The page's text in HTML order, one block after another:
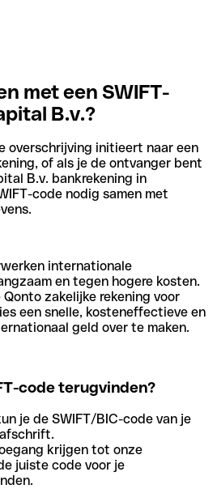
met een SWIFT-
B.v.?
overschrijving initieert naar een
of als je de ontvanger bent
B.v. bankrekening in
code nodig samen met
internationale
en tegen hogere kosten.
zakelijke rekening voor
een snelle, kosteneffectieve en
geld over te maken.
code terugvinden?
je de SWIFT/BIC-code van je
krijgen tot onze
juiste code voor je